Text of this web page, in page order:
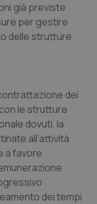
già previste
per gestire
delle strutture
dei
le strutture
dovuti, la
all’attività
a favore
dei tempi